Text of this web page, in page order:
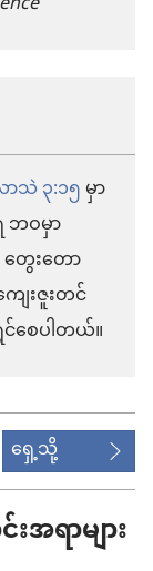
သဲ ၃:၁၅မှာ
ဝမှာ
ေးတော
ေးဇူးတင်
င်စေပါတယ်။
ရှေ့သို့
ရာများ